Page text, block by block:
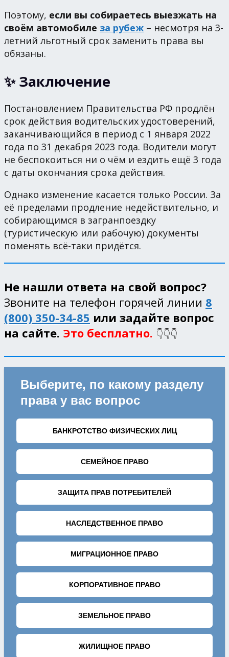
Поэтому, если вы собираетесь выезжать на
своём автомобиле за рубеж – несмотря на 3-
летний льготный срок заменить права вы
обязаны.
✨ Заключение
Постановлением Правительства РФ продлён
срок действия водительских удостоверений,
заканчивающийся в период с 1 января 2022
года по 31 декабря 2023 года. Водители могут
не беспокоиться ни о чём и ездить ещё 3 года
с даты окончания срока действия.
Однако изменение касается только России. За
её пределами продление недействительно, и
собирающимся в загранпоездку
(туристическую или рабочую) документы
поменять всё-таки придётся.
Не нашли ответа на свой вопрос?
Звоните на телефон горячей линии 8
(800) 350-34-85 или задайте вопрос
на сайте. Это бесплатно. 👇👇👇